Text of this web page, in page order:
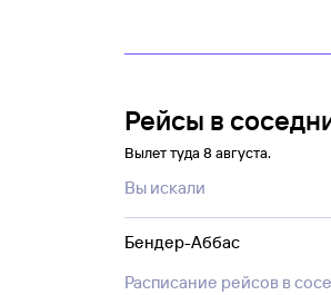
Рейсы в
Вылет туда 8 августа.
Вы искали
Бендер-Аббас
Расписание рейсов в